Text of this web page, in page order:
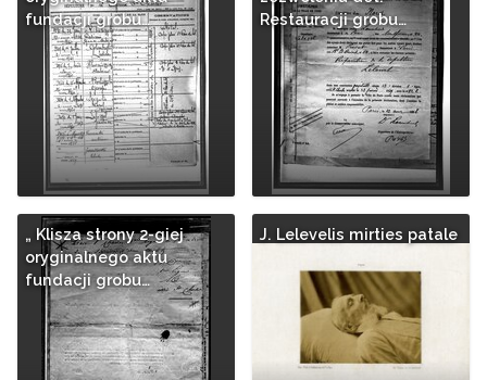
fundacji grobu…
Restauracji grobu…
„ Klisza strony 2-giej
oryginalnego aktu
fundacji grobu…
J. Lelevelis mirties patale